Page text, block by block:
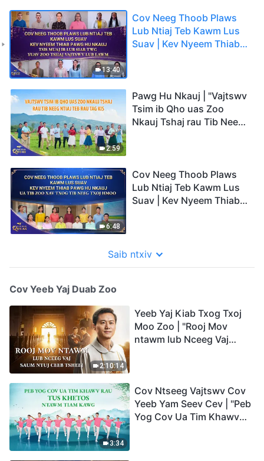
13:40
Cov Neeg Thoob Plaws
Lub Ntiaj Teb Kawm Lus
Suav | Kev Nyeem Thiab
Lub Lawm | 2026 Cov
Suab Qhuas
2:59
Pawg Hu Nkauj | "Vajtswv
Tsim ib Qho uas Zoo
Nkauj Tshaj rau Tib Neeg
6:48
Cov Neeg Thoob Plaws
Lub Ntiaj Teb Kawm Lus
Suav | Kev Nyeem Thiab
Suab Qhuas
Saib ntxiv
Cov Yeeb Yaj Duab Zoo
2:10:14
Yeeb Yaj Kiab Txog Txoj
Moo Zoo | "Rooj Mov
ntawm lub Nceeg Vaj
3:34
Cov Ntseeg Vajtswv Cov
Yeeb Yam Seev Cev | "Peb
Yog Cov Ua Tim Khawv